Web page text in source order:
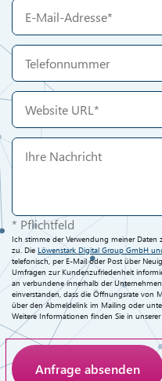
* Pflichtfeld
Ich stimme der Verwendung meiner
zu. Die Löwenstark Digital Group GmbH
telefonisch, per E-Mail oder Post über
Umfragen zur Kundenzufriedenheit
an verbundene innerhalb der
einverstanden, dass die Öffnungsrate von
über den Abmeldelink im Mailing oder
Weitere Informationen finden Sie in unserer